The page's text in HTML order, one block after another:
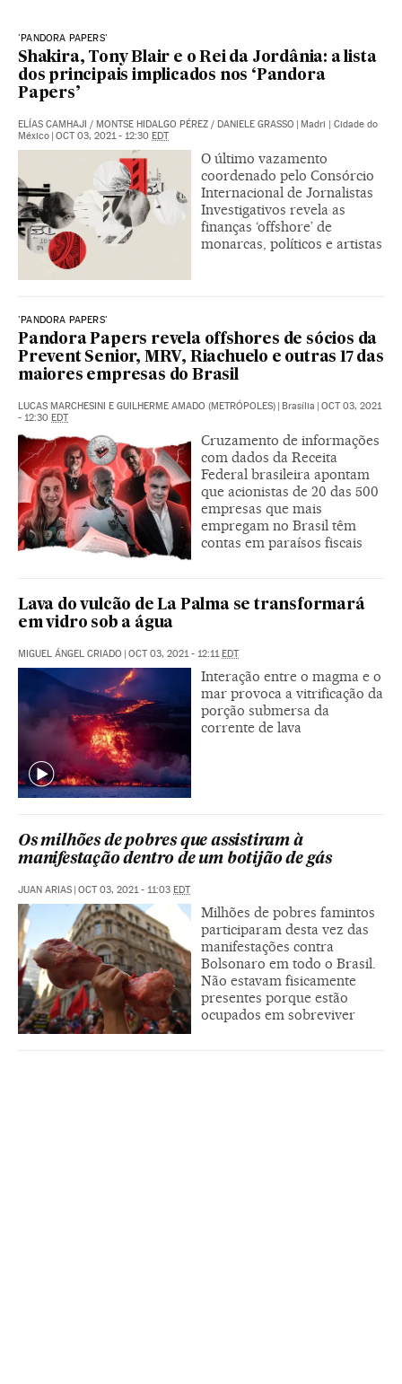
'PANDORA PAPERS'
Shakira, Tony Blair e o Rei da Jordânia: a lista
dos principais implicados nos ‘Pandora
Papers’
ELÍAS CAMHAJI / MONTSE HIDALGO PÉREZ / DANIELE GRASSO | Madri | Cidade do
México | OCT 03, 2021 - 12:30 EDT
O último vazamento
coordenado pelo Consórcio
Internacional de Jornalistas
Investigativos revela as
finanças ‘offshore’ de
monarcas, políticos e artistas
'PANDORA PAPERS'
Pandora Papers revela offshores de sócios da
Prevent Senior, MRV, Riachuelo e outras 17 das
maiores empresas do Brasil
LUCAS MARCHESINI E GUILHERME AMADO (METRÓPOLES) | Brasília | OCT 03, 2021
- 12:30 EDT
Cruzamento de informações
com dados da Receita
Federal brasileira apontam
que acionistas de 20 das 500
empresas que mais
empregam no Brasil têm
contas em paraísos fiscais
Lava do vulcão de La Palma se transformará
em vidro sob a água
MIGUEL ÁNGEL CRIADO | OCT 03, 2021 - 12:11EDT
Interação entre o magma e o
mar provoca a vitrificação da
porção submersa da
corrente de lava
Os milhões de pobres que assistiram à
manifestação dentro de um botijão de gás
JUAN ARIAS | OCT 03, 2021 - 11:03 EDT
Milhões de pobres famintos
participaram desta vez das
manifestações contra
Bolsonaro em todo o Brasil.
Não estavam fisicamente
presentes porque estão
ocupados em sobreviver